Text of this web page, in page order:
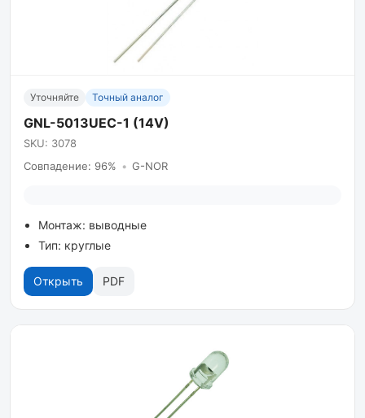
Уточняйте Точный аналог
GNL-5013UEC-1 (14V)
SKU: 3078
Совпадение: 96% • G-NOR
Монтаж: выводные
Тип: круглые
Открыть PDF